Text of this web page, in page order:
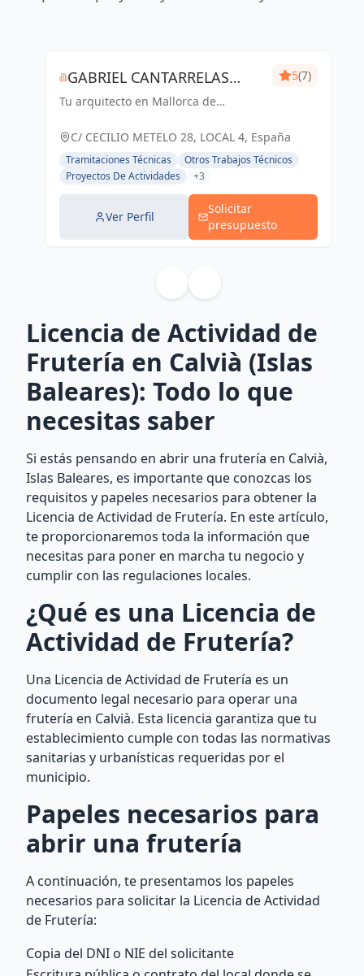
GABRIEL CANTARRELAS
REIG ARQUITECTURA
Tu arquitecto en Mallorca de
5(7)
C/ CECILIO METELO 28, LOCAL 4, España
Tramitaciones Técnicas
Otros Trabajos Técnicos
Proyectos De Actividades
+3
Ver Perfil
Solicitar
presupuesto
Licencia de Actividad de
Frutería en Calvià (Islas
Baleares): Todo lo que
necesitas saber
Si estás pensando en abrir una frutería en Calvià,
Islas Baleares, es importante que conozcas los
requisitos y papeles necesarios para obtener la
Licencia de Actividad de Frutería. En este artículo,
te proporcionaremos toda la información que
necesitas para poner en marcha tu negocio y
cumplir con las regulaciones locales.
¿Qué es una Licencia de
Actividad de Frutería?
Una Licencia de Actividad de Frutería es un
documento legal necesario para operar una
frutería en Calvià. Esta licencia garantiza que tu
establecimiento cumple con todas las normativas
sanitarias y urbanísticas requeridas por el
municipio.
Papeles necesarios para
abrir una frutería
A continuación, te presentamos los papeles
necesarios para solicitar la Licencia de Actividad
de Frutería:
Copia del DNI o NIE del solicitante